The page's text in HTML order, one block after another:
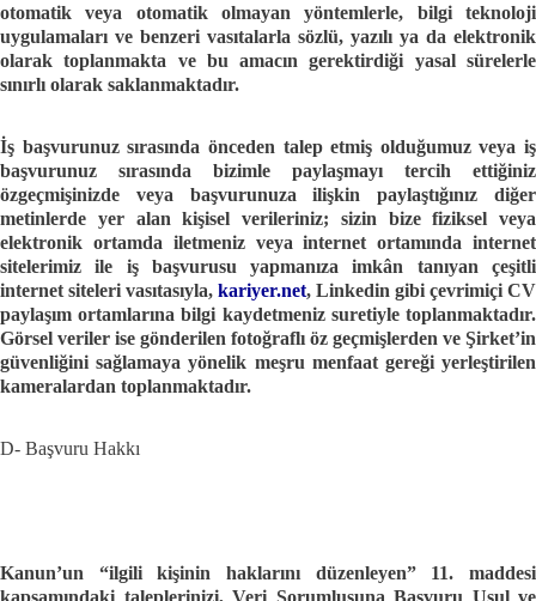
otomatik veya otomatik olmayan yöntemlerle, bilgi teknoloji
uygulamaları ve benzeri vasıtalarla sözlü, yazılı ya da elektronik
olarak toplanmakta ve bu amacın gerektirdiği yasal sürelerle
sınırlı olarak saklanmaktadır.
İş başvurunuz sırasında önceden talep etmiş olduğumuz veya iş
başvurunuz sırasında bizimle paylaşmayı tercih ettiğiniz
özgeçmişinizde veya başvurunuza ilişkin paylaştığınız diğer
metinlerde yer alan kişisel verileriniz; sizin bize fiziksel veya
elektronik ortamda iletmeniz veya internet ortamında internet
sitelerimiz ile iş başvurusu yapmanıza imkân tanıyan çeşitli
internet siteleri vasıtasıyla, kariyer.net, Linkedin gibi çevrimiçi CV
paylaşım ortamlarına bilgi kaydetmeniz suretiyle toplanmaktadır.
Görsel veriler ise gönderilen fotoğraflı öz geçmişlerden ve Şirket’in
güvenliğini sağlamaya yönelik meşru menfaat gereği yerleştirilen
kameralardan toplanmaktadır.
D- Başvuru Hakkı
Kanun’un “ilgili kişinin haklarını düzenleyen” 11. maddesi
kapsamındaki taleplerinizi, Veri Sorumlusuna Başvuru Usul ve